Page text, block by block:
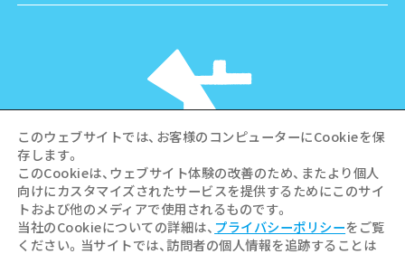
©Hiroshima Tourism Association /
Hiroshima Prefecture / Hiroshima City .
All rights reserved
このウェブサイトでは、お客様のコンピューターにCookieを保
存します。
このCookieは、ウェブサイト体験の改善のため、またより個人
向けにカスタマイズされたサービスを提供するためにこのサイ
トおよび他のメディアで使用されるものです。
当社のCookieについての詳細は、 プライバシーポリシーをご覧
ください。当サイトでは、訪問者の個人情報を追跡することは